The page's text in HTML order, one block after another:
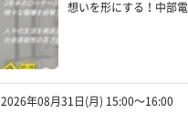
想いを形にする！中部電
2026年08月31日(月) 15:00〜16:00